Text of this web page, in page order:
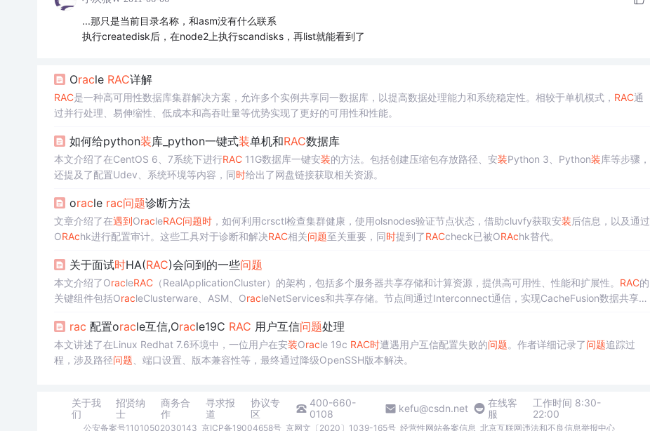
...那只是当前目录名称，和asm没有什么联系
执行createdisk后，在node2上执行scandisks，再list就能看到了
Oracle RAC详解
RAC是一种高可用性数据库集群解决方案，允许多个实例共享同一数据库，以提高数据处理能力和系统稳定性。相较于单机模式， RAC通
过并行处理、易伸缩性、低成本和高吞吐量等优势实现了更好的可用性和性能。
如何给python装库_python一键式装单机和RAC数据库
本文介绍了在CentOS 6、7系统下进行RAC11G数据库一键安装的方法。包括创建压缩包存放路径、安装Python 3、Python装库等步骤，
还提及了配置Udev、系统环境等内容，同时给出了网盘链接获取相关资源。
oracle rac问题诊断方法
文章介绍了在遇到OracleRAC问题时，如何利用crsctl检查集群健康，使用olsnodes验证节点状态，借助cluvfy获取安装后信息，以及通过
ORAchk进行配置审计。这些工具对于诊断和解决RAC相关问题至关重要，同时提到了RACcheck已被ORAchk替代。
关于面试时HA(RAC)会问到的一些问题
本文介绍了OracleRAC（RealApplicationCluster）的架构，包括多个服务器共享存储和计算资源，提供高可用性、性能和扩展性。 RAC的
关键组件包括OracleClusterware、ASM、OracleNetServices和共享存储。节点间通过Interconnect通信，实现CacheFusion数据共享和
应对资源冲突和实现故障转移。
rac 配置oracle互信,Oracle19C RAC 用户互信问题处理
本文讲述了在Linux Redhat 7.6环境中，一位用户在安装Oracle 19c RAC时遭遇用户互信配置失败的问题。作者详细记录了问题追踪过
程，涉及路径问题 、端口设置、版本兼容性等，最终通过降级OpenSSH版本解决。
关于我
们
招贤纳
士
商务合
作
寻求报
道
协议专
区
400-660-
0108
kefu@csdn.net
在线客
服
工作时间 8:30-
22:00
公安备案号11010502030143 京ICP备19004658号 京网文〔2020〕1039-165号 经营性网站备案信息 北京互联网违法和不良信息举报中心